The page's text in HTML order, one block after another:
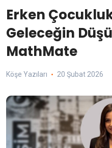
Erken
Geleceğin
MathMate
Köşe Yazıları 20 Şubat 2026